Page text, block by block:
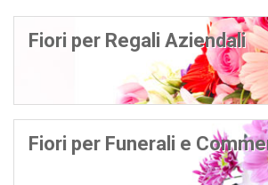
Fiori per Regali Aziendali
Fiori per Funerali e